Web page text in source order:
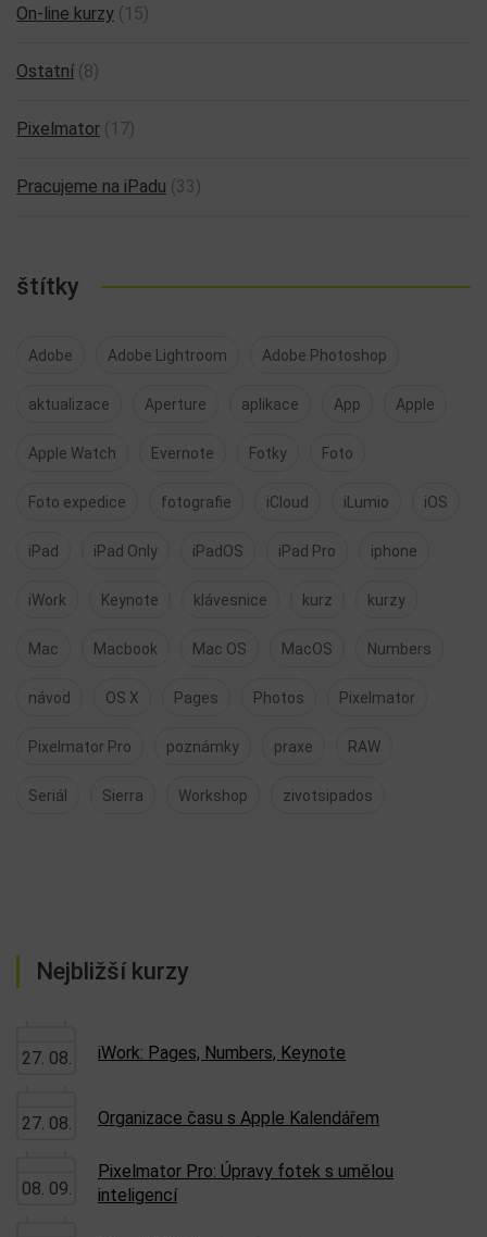
On-line kurzy (15)
Ostatní (8)
Pixelmator (17)
Pracujeme na iPadu (33)
štítky
Adobe Adobe Lightroom Adobe Photoshop
aktualizace Aperture aplikace App Apple
Apple Watch Evernote Fotky Foto
Foto expedice fotografie iCloud iLumio iOS
iPad iPad Only iPadOS iPad Pro iphone
iWork Keynote klávesnice kurz kurzy
Mac Macbook Mac OS MacOS Numbers
návod OS X Pages Photos Pixelmator
Pixelmator Pro poznámky praxe RAW
Seriál Sierra Workshop zivotsipados
Nejbližší kurzy
27. 08. iWork: Pages, Numbers, Keynote
27. 08. Organizace času s Apple Kalendářem
08. 09.
Pixelmator Pro: Úpravy fotek s umělou
inteligencí